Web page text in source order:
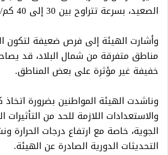
الصعيد، بسرعة تتراوح بين 30 إلى 40 كم/س.
وأشارت الهيئة إلى فرص ضعيفة لتكون
مناطق متفرقة من شمال البلاد، قد
خفيفة غير مؤثرة على بعض المناطق.
وناشدت الهيئة المواطنين بضرورة اتخاذ
والاستعدادات اللازمة للحد من
الجوية، خاصة مع ارتفاع درجات الحرارة
التحديثات الدورية الصادرة عن الهيئة.